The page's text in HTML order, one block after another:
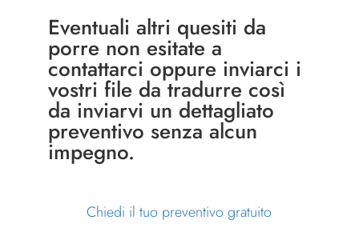
Eventuali altri quesiti da
porre non esitate a
contattarci oppure inviarci i
vostri file da tradurre così
da inviarvi un dettagliato
preventivo senza alcun
impegno.
Chiedi il tuo preventivo gratuito